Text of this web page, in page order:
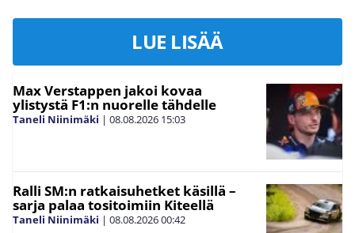
LUE LISÄÄ
Max Verstappen jakoi kovaa
ylistystä F1:n nuorelle tähdelle
Taneli Niinimäki | 08.08.2026 15:03
Ralli SM:n ratkaisuhetket käsillä –
sarja palaa tositoimiin Kiteellä
Taneli Niinimäki | 08.08.202600:42